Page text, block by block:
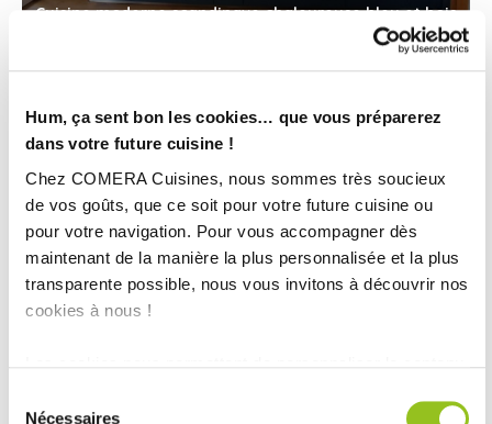
Hum, ça sent bon les cookies… que vous préparerez
dans votre future cuisine !
Chez COMERA Cuisines, nous sommes très soucieux
de vos goûts, que ce soit pour votre future cuisine ou
pour votre navigation. Pour vous accompagner dès
maintenant de la manière la plus personnalisée et la plus
transparente possible, nous vous invitons à découvrir nos
cookies à nous !
médias sociaux et d'analyser notre trafic. Nous
Nécessaires
Cuisine moderne scandinave chaleureuse bleu et bois
Cuisine moderne blanche et bois avec plan de travail